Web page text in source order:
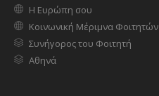
Η Ευρώπη σου
Κοινωνική Μέριμνα Φοιτητών
Συνήγορος του Φοιτητή
Αθηνά